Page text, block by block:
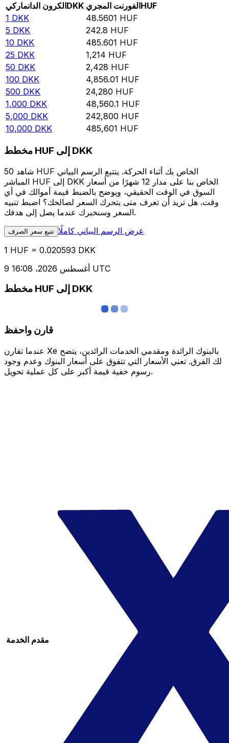
الكرون الدانماركيDKK الفورنت المجريHUF
1 DKK 48.5601 HUF
5 DKK 242.8 HUF
10 DKK 485.601 HUF
25 DKK 1,214 HUF
50 DKK 2,428 HUF
100 DKK 4,856.01 HUF
500 DKK 24,280 HUF
1,000 DKK 48,560.1 HUF
5,000 DKK 242,800 HUF
10,000 DKK 485,601 HUF
مخطط HUF إلى DKK
شاهد 50 HUF الخاص بك أثناء الحركة. يتتبع الرسم البياني
المباشر HUF إلى DKK الخاص بنا على مدار 12 شهرًا من أسعار
السوق في الوقت الحقيقي، ويوضح بالضبط قيمة أموالك في أي
وقت. هل تريد أن تعرف متى يتحرك السعر لصالحك؟ اضبط تنبيه
السعر وسنخبرك عندما يصل إلى هدفك.
تتبع سعر الصرف عرض الرسم البياني كاملًا
1 HUF = 0.020593 DKK
9 أغسطس 2026، 16:08 UTC
مخطط HUF إلى DKK
قارن واحفظ
عندما تقارن Xe بالبنوك الرائدة ومقدمي الخدمات الرائدين، يتضح
لك الفرق. تعني الأسعار التي تتفوق على أسعار البنوك وعدم وجود
رسوم خفية قيمة أكبر على كل عملية تحويل.
مقدم الخدمة